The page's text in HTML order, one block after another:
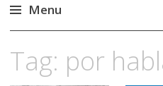
Menu
content
Tag: por